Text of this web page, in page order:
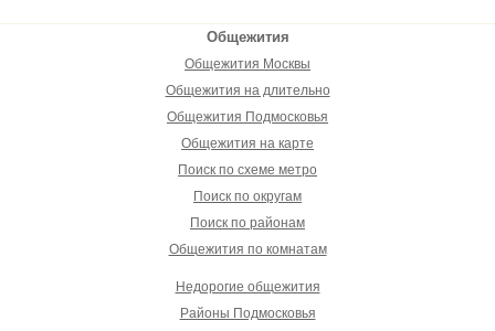
Общежития
Общежития Москвы
Общежития на длительно
Общежития Подмосковья
Общежития на карте
Поиск по схеме метро
Поиск по округам
Поиск по районам
Общежития по комнатам
Недорогие общежития
Районы Подмосковья